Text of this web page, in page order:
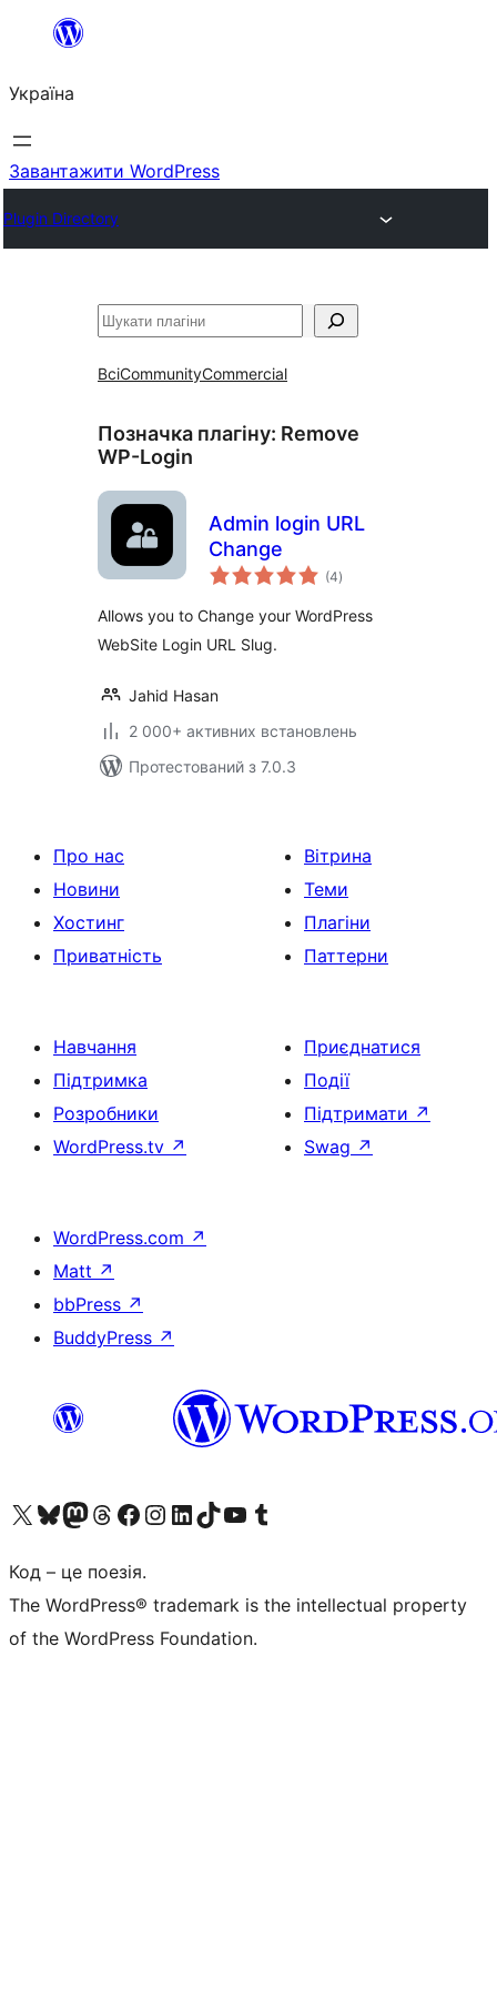
Перейти
вмісту
Україна
Завантажити WordPress
Plugin Directory
Пошук
ВсіCommunityCommercial
Позначка плагіну: Remove
WP-Login
Admin login URL
Change
(4загальний
рейтинг
)
Allows you to Change your WordPress
WebSite Login URL Slug.
Jahid Hasan
2 000+ активних встановлень
Протестований з 7.0.3
Про нас
Новини
Хостинг
Приватність
Вітрина
Теми
Плагіни
Паттерни
Навчання
Підтримка
Розробники
WordPress.tv ↗
Приєднатися
Події
Підтримати ↗
Swag ↗
WordPress.com ↗
Matt ↗
bbPress ↗
BuddyPress ↗
Visit our X (formerly Twitter) account
Visit our Bluesky account
Завітайте до нашої стрічки в Mastodon
Visit our Threads account
Завітайте на нашу сторінку в Facebook
Visit our Instagram account
Visit our LinkedIn account
Visit our TikTok account
Visit our YouTube channel
Visit our Tumblr account
Код – це поезія.
The WordPress® trademark is the intellectual property
of the WordPress Foundation.